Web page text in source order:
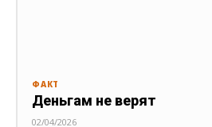
ФАКТ
Деньгам не верят
02/04/2026